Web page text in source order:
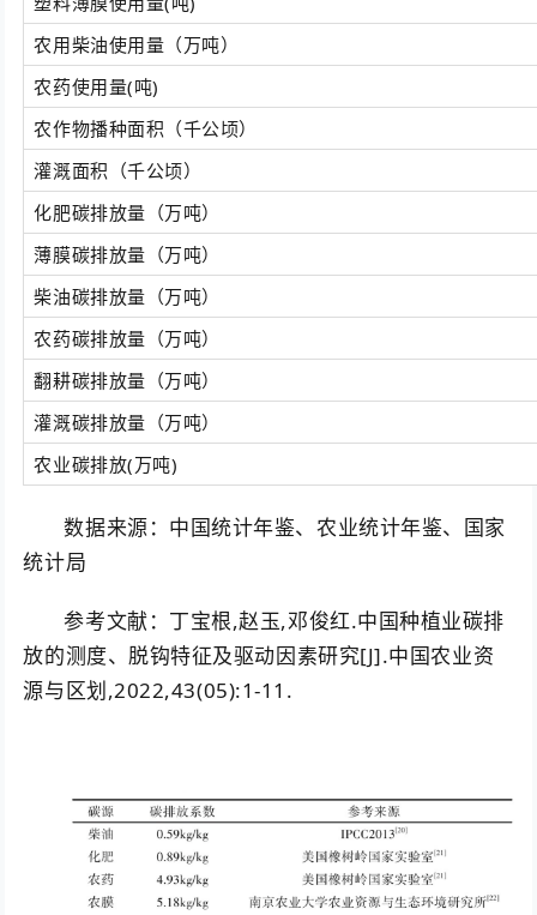
农用柴油使用量（万吨）
农药使用量(吨)
农作物播种面积（千公顷）
灌溉面积（千公顷）
化肥碳排放量（万吨）
薄膜碳排放量（万吨）
柴油碳排放量（万吨）
农药碳排放量（万吨）
翻耕碳排放量（万吨）
灌溉碳排放量（万吨）
农业碳排放(万吨)
数据来源：中国统计年鉴、农业统计年鉴、国家
统计局
参考文献：丁宝根,赵玉,邓俊红.中国种植业碳排
放的测度、脱钩特征及驱动因素研究[J].中国农业资
源与区划,2022,43(05):1-11.